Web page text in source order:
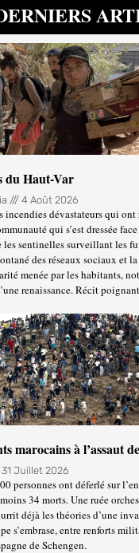
du Haut-Var
4 Août 2026
incendies dévastateurs qui ont
qui s’est dressée
les sentinelles surveillant les
des réseaux sociaux et
menée par les habitants,
renaissance. Récit poignant
marocains à l’assaut
31 Juillet 2026
personnes ont déferlé sur
34 morts. Une ruée
déjà les théories d’une
s’embrase, entre renforts
de Schengen.